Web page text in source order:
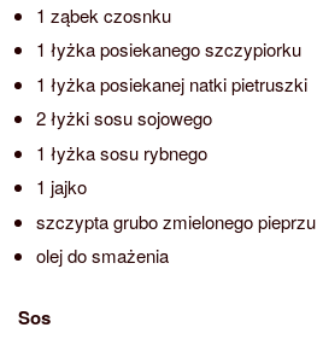
1 ząbek czosnku
1 łyżka posiekanego szczypiorku
1 łyżka posiekanej natki pietruszki
2 łyżki sosu sojowego
1 łyżka sosu rybnego
1 jajko
szczypta grubo zmielonego pieprzu
olej do smażenia
Sos